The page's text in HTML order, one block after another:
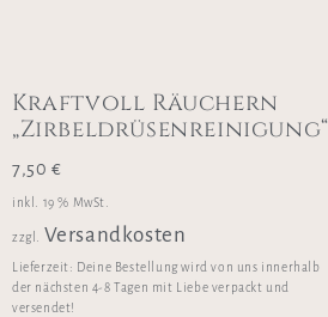
Kraftvoll Räuchern
„Zirbeldrüsenreinigung“
7,50 €
inkl. 19 % MwSt.
zzgl. Versandkosten
Lieferzeit: Deine Bestellung wird von uns innerhalb
der nächsten 4-8 Tagen mit Liebe verpackt und
versendet!